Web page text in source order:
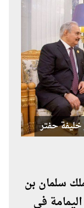
حفتر
سلمان بن
في